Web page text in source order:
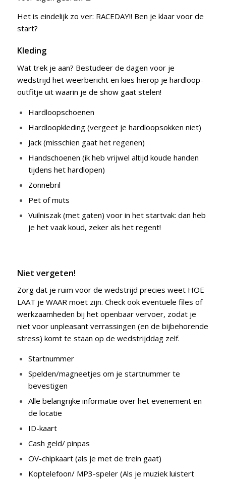
Het is eindelijk zo ver: RACEDAY!! Ben je klaar voor de
start?
Kleding
Wat trek je aan? Bestudeer de dagen voor je
wedstrijd het weerbericht en kies hierop je hardloop-
outfitje uit waarin je de show gaat stelen!
Hardloopschoenen
Hardloopkleding (vergeet je hardloopsokken niet)
Jack (misschien gaat het regenen)
Handschoenen (ik heb vrijwel altijd koude handen
tijdens het hardlopen)
Zonnebril
Pet of muts
Vuilniszak (met gaten) voor in het startvak: dan heb
je het vaak koud, zeker als het regent!
Niet vergeten!
Zorg dat je ruim voor de wedstrijd precies weet HOE
LAAT je WAAR moet zijn. Check ook eventuele files of
werkzaamheden bij het openbaar vervoer, zodat je
niet voor unpleasant verrassingen (en de bijbehorende
stress) komt te staan op de wedstrijddag zelf.
Startnummer
Spelden/magneetjes om je startnummer te
bevestigen
Alle belangrijke informatie over het evenement en
de locatie
ID-kaart
Cash geld/ pinpas
OV-chipkaart (als je met de trein gaat)
Koptelefoon/ MP3-speler (Als je muziek luistert